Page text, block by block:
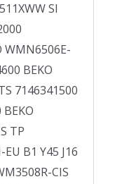
SI
WMN6506E-
BEKO
7146341500
TP
B1 Y45 J16
CIS